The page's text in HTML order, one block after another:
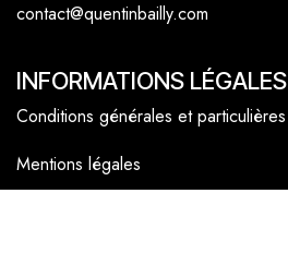
contact@quentinbailly.com
INFORMATIONS LÉGALES
Conditions générales et particulières
Mentions légales